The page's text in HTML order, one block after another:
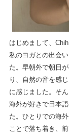
はじめまして、
私のヨガとの出会
た。 早朝外で朝日
り、 自然の音を感
に感じました。そ
海外が好きで日本
た。ひとりでの海外
ことで落ち着き、